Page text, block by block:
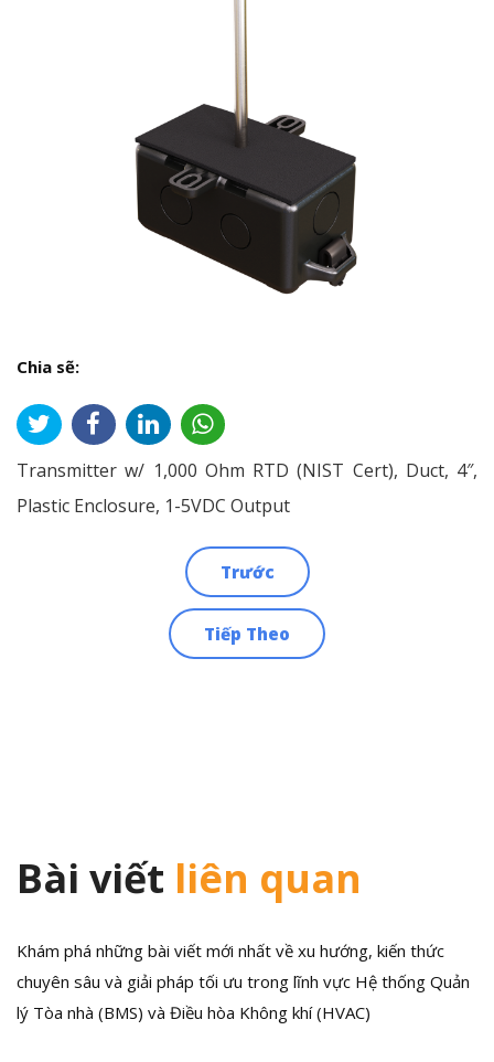
Chia sẽ:
Transmitter w/ 1,000 Ohm RTD (NIST Cert), Duct, 4″,
Plastic Enclosure, 1-5VDC Output
Trước
Tiếp Theo
Bài viết liên quan
Khám phá những bài viết mới nhất về xu hướng, kiến thức
chuyên sâu và giải pháp tối ưu trong lĩnh vực Hệ thống Quản
lý Tòa nhà (BMS) và Điều hòa Không khí (HVAC)